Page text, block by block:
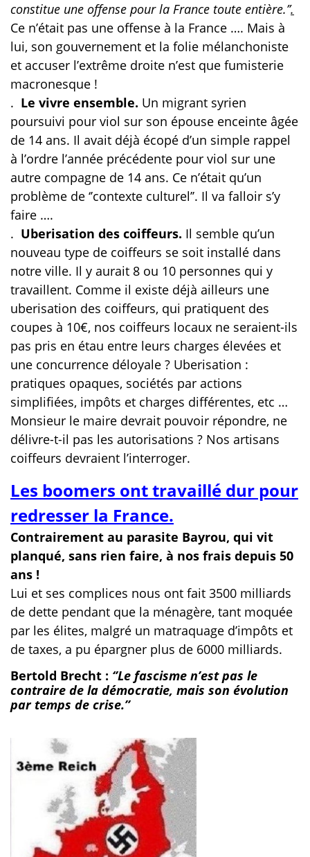
constitue une offense pour la France toute entière.’’.
Ce n’était pas une offense à la France …. Mais à
lui, son gouvernement et la folie mélanchoniste
et accuser l’extrême droite n’est que fumisterie
macronesque !
. Le vivre ensemble. Un migrant syrien
poursuivi pour viol sur son épouse enceinte âgée
de 14 ans. Il avait déjà écopé d’un simple rappel
à l’ordre l’année précédente pour viol sur une
autre compagne de 14 ans. Ce n’était qu’un
problème de ‘’contexte culturel’’. Il va falloir s’y
faire ….
. Uberisation des coiffeurs. Il semble qu’un
nouveau type de coiffeurs se soit installé dans
notre ville. Il y aurait 8 ou 10 personnes qui y
travaillent. Comme il existe déjà ailleurs une
uberisation des coiffeurs, qui pratiquent des
coupes à 10€, nos coiffeurs locaux ne seraient-ils
pas pris en étau entre leurs charges élevées et
une concurrence déloyale ? Uberisation :
pratiques opaques, sociétés par actions
simplifiées, impôts et charges différentes, etc …
Monsieur le maire devrait pouvoir répondre, ne
délivre-t-il pas les autorisations ? Nos artisans
coiffeurs devraient l’interroger.
Les boomers ont travaillé dur pour
redresser la France.
Contrairement au parasite Bayrou, qui vit
planqué, sans rien faire, à nos frais depuis 50
ans !
Lui et ses complices nous ont fait 3500 milliards
de dette pendant que la ménagère, tant moquée
par les élites, malgré un matraquage d’impôts et
de taxes, a pu épargner plus de 6000 milliards.
Bertold Brecht : ‘’Le fascisme n’est pas le
contraire de la démocratie, mais son évolution
par temps de crise.’’